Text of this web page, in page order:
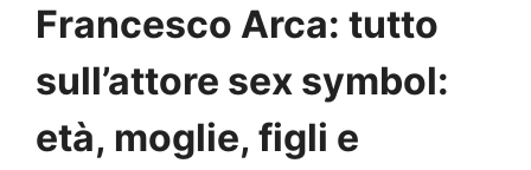
Francesco Arca: tutto
sull’attore sex symbol:
età, moglie, figli e